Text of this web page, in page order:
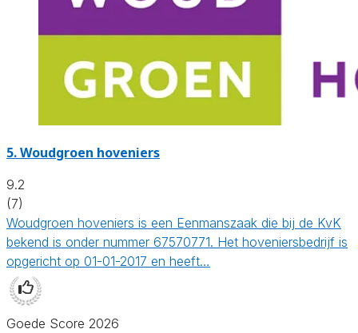
5.Woudgroen hoveniers
9.2
(7)
Woudgroen hoveniers is een Eenmanszaak die bij de KvK
bekend is onder nummer 67570771. Het hoveniersbedrijf is
opgericht op 01-01-2017 en heeft…
Goede Score 2026